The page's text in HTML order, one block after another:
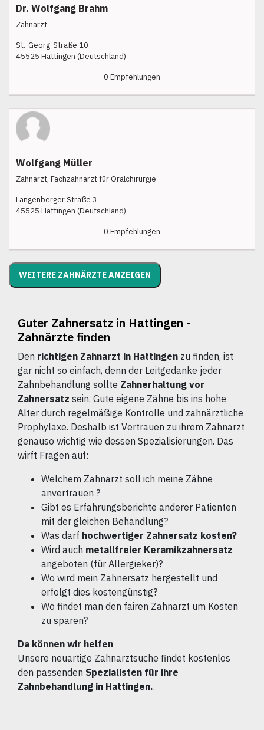
Dr. Wolfgang Brahm
Zahnarzt
St.-Georg-Straße 10
45525 Hattingen (Deutschland)
0 Empfehlungen
Wolfgang Müller
Zahnarzt, Fachzahnarzt für Oralchirurgie
Langenberger Straße 3
45525 Hattingen (Deutschland)
0 Empfehlungen
WEITERE ZAHNÄRZTE ANZEIGEN
Guter Zahnersatz in Hattingen -
Zahnärzte finden
Den richtigen Zahnarzt in Hattingen zu finden, ist
gar nicht so einfach, denn der Leitgedanke jeder
Zahnbehandlung sollte Zahnerhaltung vor
Zahnersatz sein. Gute eigene Zähne bis ins hohe
Alter durch regelmäßige Kontrolle und zahnärztliche
Prophylaxe. Deshalb ist Vertrauen zu ihrem Zahnarzt
genauso wichtig wie dessen Spezialisierungen. Das
wirft Fragen auf:
Welchem Zahnarzt soll ich meine Zähne
anvertrauen ?
Gibt es Erfahrungsberichte anderer Patienten
mit der gleichen Behandlung?
Was darf hochwertiger Zahnersatz kosten?
Wird auch metallfreier Keramikzahnersatz
angeboten (für Allergieker)?
Wo wird mein Zahnersatz hergestellt und
erfolgt dies kostengünstig?
Wo findet man den fairen Zahnarzt um Kosten
zu sparen?
Da können wir helfen
Unsere neuartige Zahnarztsuche findet kostenlos
den passenden Spezialisten für ihre
Zahnbehandlung in Hattingen..